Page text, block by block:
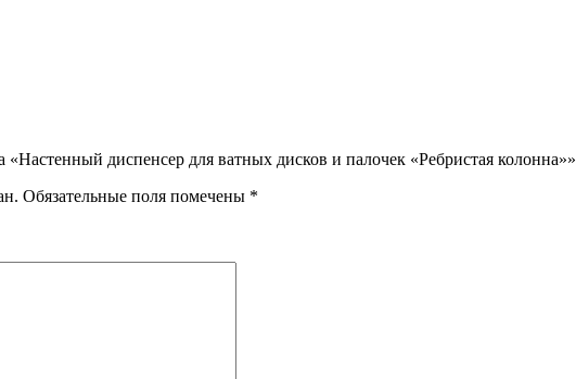
«Настенный диспенсер для ватных дисков и палочек «Ребристая колонна»»
Обязательные поля помечены *